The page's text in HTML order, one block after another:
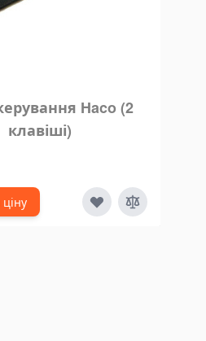
Haco (2
клавіші)